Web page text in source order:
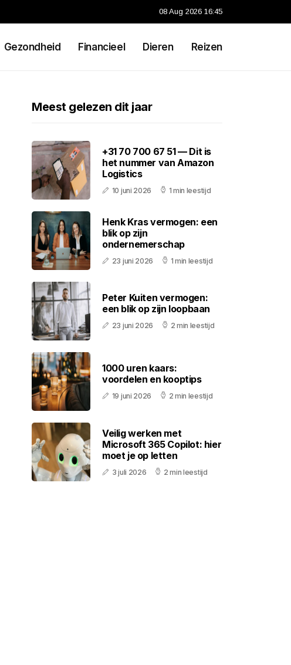
08 Aug 2026 16:45
Gezondheid Financieel Dieren Reizen
Meest gelezen dit jaar
+31 70 700 67 51 — Dit is
het nummer van Amazon
Logistics
10 juni 2026 1 min leestijd
Henk Kras vermogen: een
blik op zijn
ondernemerschap
23 juni 2026 1 min leestijd
Peter Kuiten vermogen:
een blik op zijn loopbaan
23 juni 2026 2 min leestijd
1000 uren kaars:
voordelen en kooptips
19 juni 2026 2 min leestijd
Veilig werken met
Microsoft 365 Copilot: hier
moet je op letten
3 juli 2026 2 min leestijd